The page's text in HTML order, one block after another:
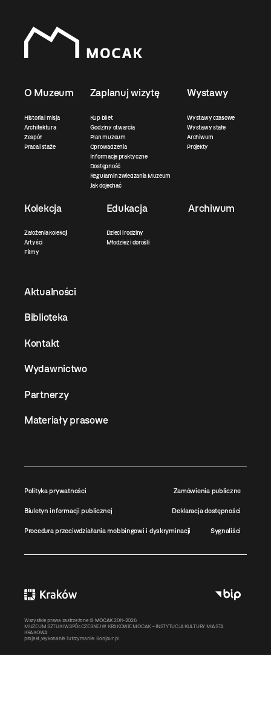
O Muzeum
Historia i misja
Architektura
Zespół
Praca i staże
Zaplanuj wizytę
Kup bilet
Godziny otwarcia
Plan muzeum
Oprowadzenia
Informacje praktyczne
Dostępność
Regulamin zwiedzania Muzeum
Jak dojechać
Wystawy
Wystawy czasowe
Wystawy stałe
Archiwum
Projekty
Kolekcja
Założenia kolekcji
Artyści
Filmy
Edukacja
Dzieci i rodziny
Młodzież i dorośli
Archiwum
Aktualności
Biblioteka
Kontakt
Wydawnictwo
Partnerzy
Materiały prasowe
Polityka prywatności Zamówienia publiczne
Biuletyn informacji publicznej Deklaracja dostępności
Procedura przeciwdziałania mobbingowi i dyskryminacji Sygnaliści
Wszystkie prawa zastrzeżone © MOCAK 2011-2026
MUZEUM SZTUKI WSPÓŁCZESNEJ W KRAKOWIE MOCAK – INSTYTUCJA KULTURY MIASTA
KRAKOWA
projekt, wykonanie i utrzymanie: Bonjour.pl